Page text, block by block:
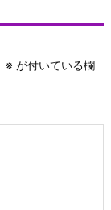
※ が付いている欄